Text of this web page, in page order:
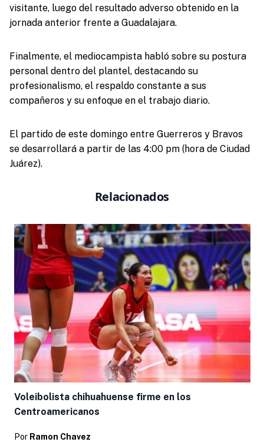
visitante, luego del resultado adverso obtenido en la
jornada anterior frente a Guadalajara.
Finalmente, el mediocampista habló sobre su postura
personal dentro del plantel, destacando su
profesionalismo, el respaldo constante a sus
compañeros y su enfoque en el trabajo diario.
El partido de este domingo entre Guerreros y Bravos
se desarrollará a partir de las 4:00 pm (hora de Ciudad
Juárez).
Relacionados
Voleibolista chihuahuense firme en los
Centroamericanos
Por Ramon Chavez